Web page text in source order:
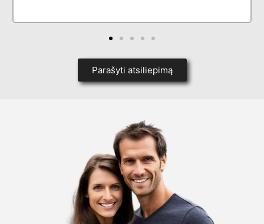
Parašyti atsiliepimą